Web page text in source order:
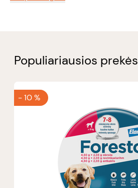
Populiariausios prekės
-10 %